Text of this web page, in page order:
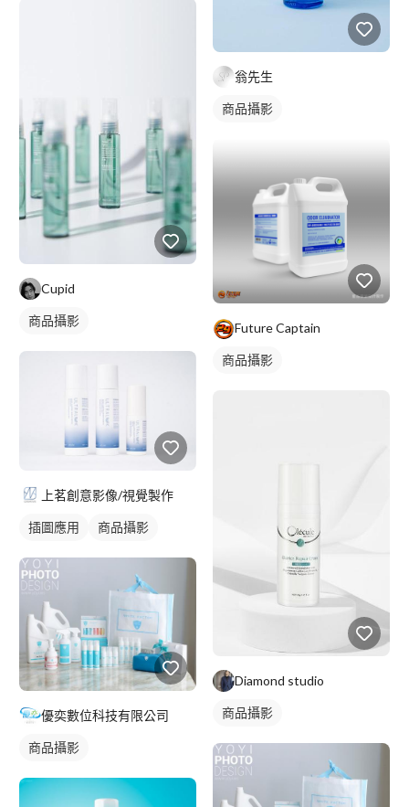
Cupid
商品攝影
上茗創意影像/視覺製作
插圖應用 商品攝影
優奕數位科技有限公司
商品攝影
翁先生
商品攝影
Future Captain
商品攝影
Diamond studio
商品攝影